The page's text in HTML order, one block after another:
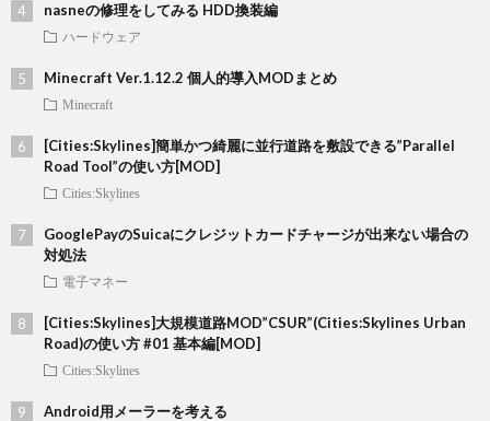
nasneの修理をしてみる HDD換装編
ハードウェア
Minecraft Ver.1.12.2 個人的導入MODまとめ
Minecraft
[Cities:Skylines]簡単かつ綺麗に並行道路を敷設できる”Parallel
Road Tool”の使い方[MOD]
Cities:Skylines
GooglePayのSuicaにクレジットカードチャージが出来ない場合の
対処法
電子マネー
[Cities:Skylines]大規模道路MOD”CSUR”(Cities:Skylines Urban
Road)の使い方 #01 基本編[MOD]
Cities:Skylines
Android用メーラーを考える